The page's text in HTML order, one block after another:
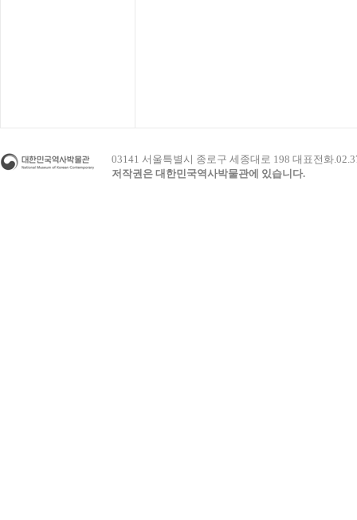
03141 서울특별시 종로구 세종대로 198 대표전화
저작권은 대한민국역사박물관에 있습니다.